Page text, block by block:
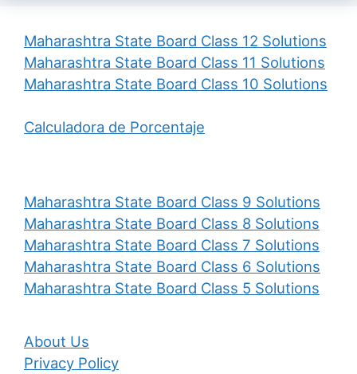
Maharashtra State Board Class 12 Solutions
Maharashtra State Board Class 11 Solutions
Maharashtra State Board Class 10 Solutions
Calculadora de Porcentaje
Maharashtra State Board Class 9 Solutions
Maharashtra State Board Class 8 Solutions
Maharashtra State Board Class 7 Solutions
Maharashtra State Board Class 6 Solutions
Maharashtra State Board Class 5 Solutions
About Us
Privacy Policy